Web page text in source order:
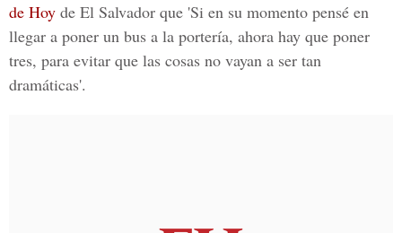
de Hoy de El Salvador que 'Si en su momento pensé en
llegar a poner un bus a la portería, ahora hay que poner
tres, para evitar que las cosas no vayan a ser tan
dramáticas'.